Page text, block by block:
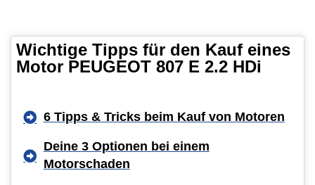
Wichtige Tipps für den Kauf eines
Motor PEUGEOT 807 E 2.2 HDi
6 Tipps & Tricks beim Kauf von Motoren
Deine 3 Optionen bei einem
Motorschaden